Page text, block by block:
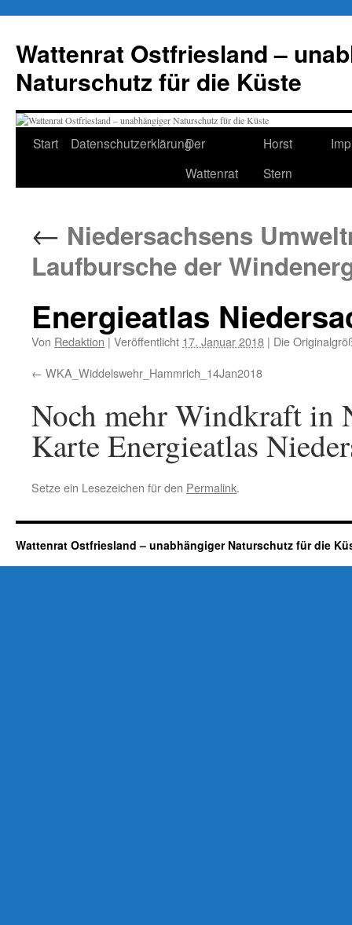
springen
Wattenrat Ostfriesland –
Naturschutz für die Küste
Start DatenschutzerklärungDer
Wattenrat
Horst
Stern
← Niedersachsens
Laufbursche der
Energieatlas
Von Redaktion | Veröffentlicht 17. Januar 2018 | Die
WKA_Widdelswehr_Hammrich_14Jan2018
Noch mehr Windkraft in
Karte Energieatlas
Setze ein Lesezeichen für den Permalink.
Wattenrat Ostfriesland – unabhängiger Naturschutz für die